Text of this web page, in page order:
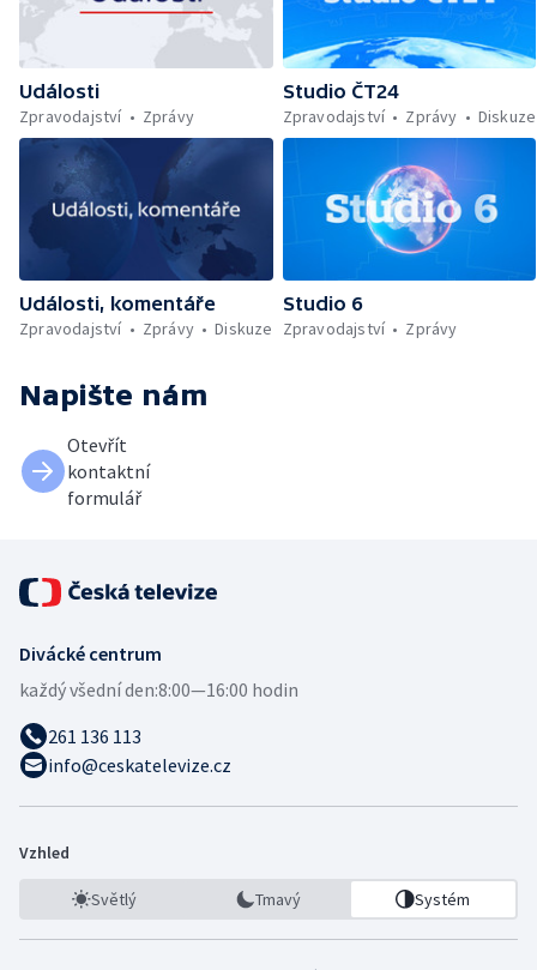
Události
Zpravodajství
Zprávy
Studio ČT24
Zpravodajství
Zprávy Diskuze
Události, komentáře
Zpravodajství
Zprávy Diskuze
Studio 6
Zpravodajství
Zprávy
Napište nám
Otevřít
kontaktní
formulář
Divácké centrum
každý všední den:8:00—16:00 hodin
261 136 113
info@ceskatelevize.cz
Vzhled
Světlý Tmavý Systém